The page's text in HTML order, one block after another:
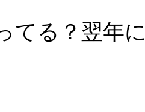
てる？翌年に